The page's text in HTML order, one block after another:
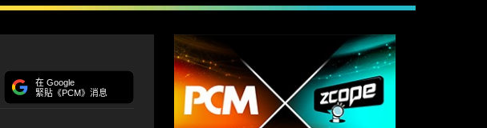
在 Google
緊貼《PCM》消息